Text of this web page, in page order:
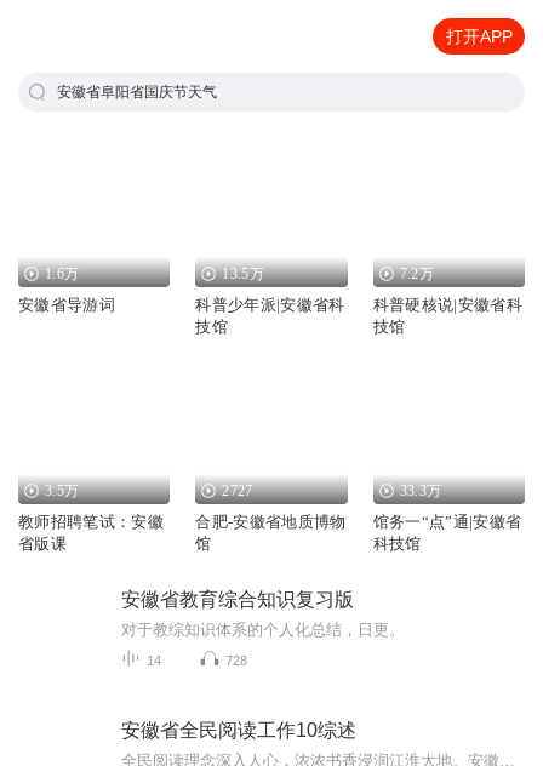
打开APP
安徽省阜阳省国庆节天气
1.6万
安徽省导游词
13.5万
科普少年派|安徽省科
技馆
7.2万
科普硬核说|安徽省科
技馆
3.5万
教师招聘笔试：安徽
省版课
2727
合肥-安徽省地质博物
馆
33.3万
馆务一“点”通|安徽省
科技馆
安徽省教育综合知识复习版
对于教综知识体系的个人化总结，日更。
14 728
安徽省全民阅读工作10综述